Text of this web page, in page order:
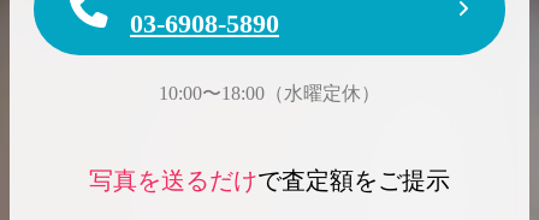
03-6908-5890
10:00〜18:00（水曜定休）
写真を送るだけで査定額をご提示